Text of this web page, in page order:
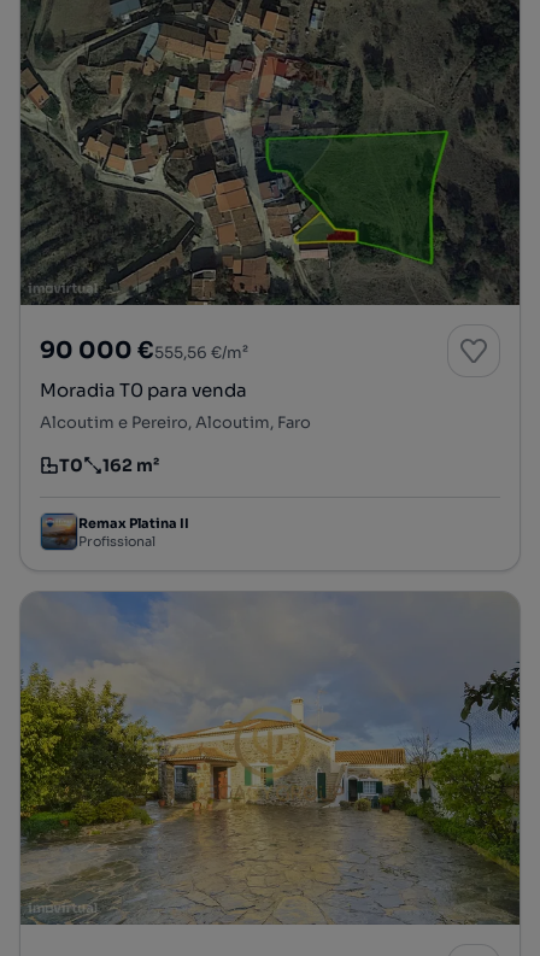
90 000 €555,56 €/m²
Moradia T0 para venda
Alcoutim e Pereiro, Alcoutim, Faro
Tipologia
T0
Preço por metro quadrado
162 m²
Remax Platina II
Profissional